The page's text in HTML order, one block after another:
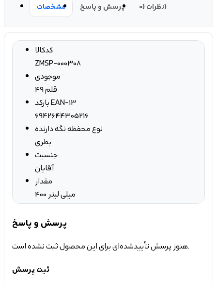
مشخصات پرسش و پاسخ نظرات (0)
کدکالا
ZMSP-000308
موجودی
49 قلم
بارکد EAN-13
6942644305216
نوع محفظه نگه دارنده
بطری
جنسیت
آقایان
مقدار
400 میلی لیتر
پرسش و پاسخ
هنوز پرسش تأییدشده‌ای برای این محصول ثبت نشده است.
ثبت پرسش